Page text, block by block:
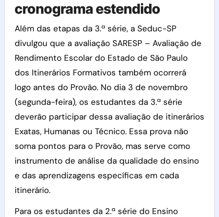
cronograma estendido
Além das etapas da 3.ª série, a Seduc-SP
divulgou que a avaliação SARESP – Avaliação de
Rendimento Escolar do Estado de São Paulo
dos Itinerários Formativos também ocorrerá
logo antes do Provão. No dia 3 de novembro
(segunda-feira), os estudantes da 3.ª série
deverão participar dessa avaliação de itinerários
Exatas, Humanas ou Técnico. Essa prova não
soma pontos para o Provão, mas serve como
instrumento de análise da qualidade do ensino
e das aprendizagens específicas em cada
itinerário.
Para os estudantes da 2.ª série do Ensino